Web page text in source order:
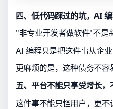
四、低代码踩过的坑，AI
"非专业开发者做软件"不是
AI 编程只是把这件事从企
更麻烦的是，这种债务不
五、平台不能只享受增长，
这件事不能只怪用户，更不